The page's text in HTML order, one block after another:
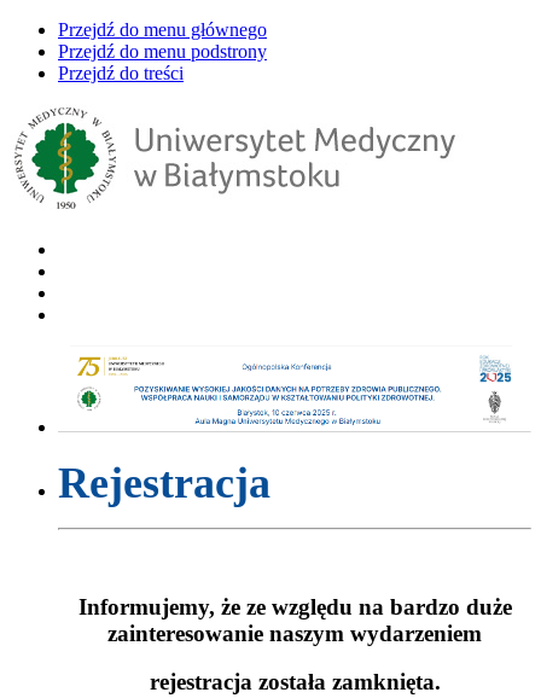
Przejdź do menu głównego
Przejdź do menu podstrony
Przejdź do treści
Rejestracja
Informujemy, że ze względu na bardzo duże
zainteresowanie naszym wydarzeniem
rejestracja została zamknięta.